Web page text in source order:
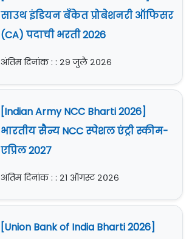
साउथ इंडियन बँकेत प्रोबेशनरी ऑफिसर
(CA) पदाची भरती 2026
अंतिम दिनांक : : २९ जुलै २०२६
[Indian Army NCC Bharti 2026]
भारतीय सैन्य NCC स्पेशल एंट्री स्कीम-
एप्रिल 2027
अंतिम दिनांक : : २१ ऑगस्ट २०२६
[Union Bank of India Bharti 2026]